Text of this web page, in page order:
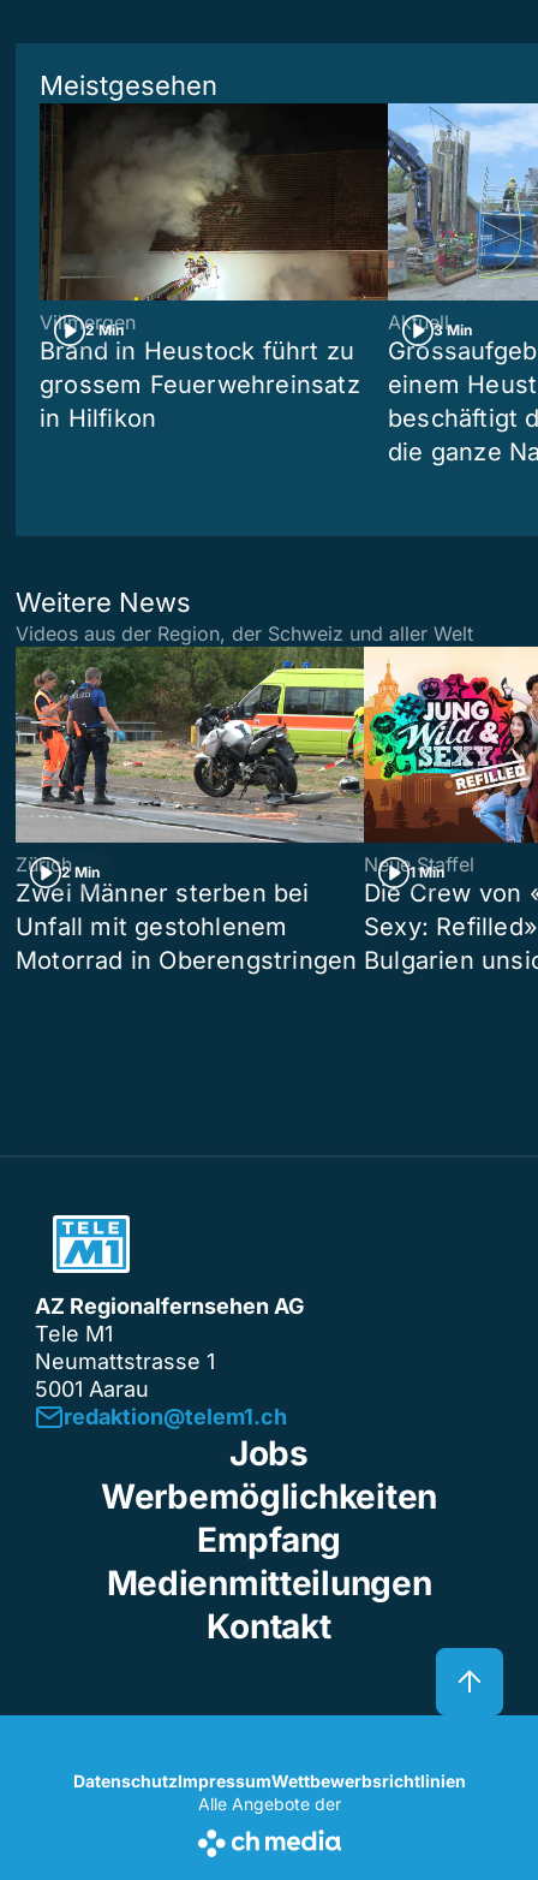
Meistgesehen
2 Min
Villmergen
Brand in Heustock führt zu
grossem Feuerwehreinsatz
in Hilfikon
3 Min
Aktuell
einem
beschäftigt
die ganze
Weitere News
Videos aus der Region, der Schweiz und aller Welt
2 Min
Zürich
Zwei Männer sterben bei
Unfall mit gestohlenem
Motorrad in Oberengstringen
1 Min
Neue Staffel
Die Crew von
Sexy:
Bulgarien
AZ Regionalfernsehen AG
Tele M1
Neumattstrasse 1
5001 Aarau
redaktion@telem1.ch
Jobs
Werbemöglichkeiten
Empfang
Medienmitteilungen
Kontakt
DatenschutzImpressumWettbewerbsrichtlinien
Alle Angebote der